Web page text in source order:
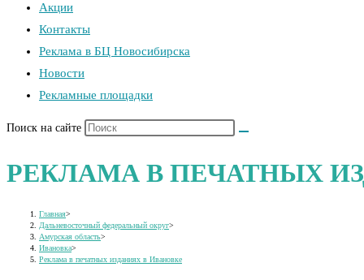
Акции
Контакты
Реклама в БЦ Новосибирска
Новости
Рекламные площадки
Поиск на сайте
РЕКЛАМА В ПЕЧАТНЫХ
Главная>
Дальневосточный федеральный округ>
Амурская область>
Ивановка>
Реклама в печатных изданиях в Ивановке